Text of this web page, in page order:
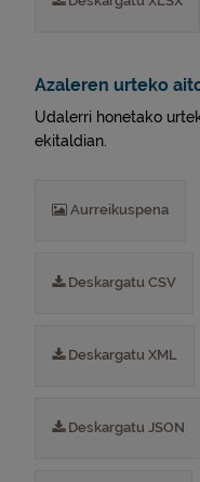
Azaleren urteko
Udalerri honetako
ekitaldian.
Aurreikuspena
Deskargatu CSV
Deskargatu XML
Deskargatu JSON